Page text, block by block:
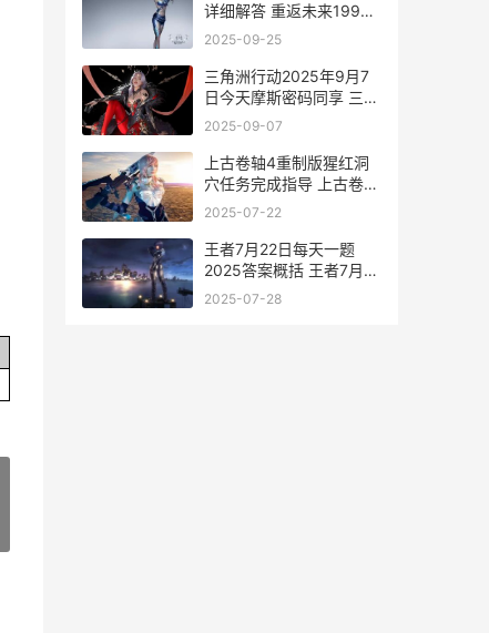
详细解答 重返未来1999
野树莓剧情
2025-09-25
三角洲行动2025年9月7
日今天摩斯密码同享 三角
洲行动2025永久礼包码
2025-09-07
上古卷轴4重制版猩红洞
穴任务完成指导 上古卷轴
4重制版怎么切换第三人
2025-07-22
王者7月22日每天一题
2025答案概括 王者7月
23号更新的内容
2025-07-28